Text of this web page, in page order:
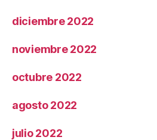
diciembre 2022
noviembre 2022
octubre 2022
agosto 2022
julio 2022